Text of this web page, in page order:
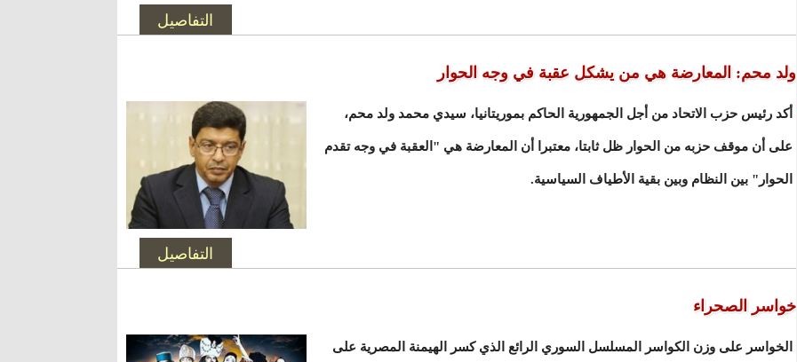
التفاصيل
ولد محم: المعارضة هي من يشكل عقبة في وجه الحوار
أكد رئيس حزب الاتحاد من أجل الجمهورية الحاكم بموريتانيا، سيدي محمد ولد محم،
على أن موقف حزبه من الحوار ظل ثابتا، معتبرا أن المعارضة هي "العقبة في وجه تقدم
الحوار" بين النظام وبين بقية الأطياف السياسية.
التفاصيل
خواسر الصحراء
الخواسر على وزن الكواسر المسلسل السوري الرائع الذي كسر الهيمنة المصرية على